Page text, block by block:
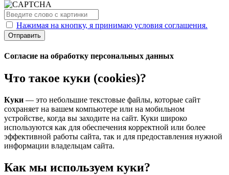
Нажимая на кнопку, я принимаю условия соглашения.
Отправить
Согласие на обработку персональных данных
Что такое куки (cookies)?
Куки — это небольшие текстовые файлы, которые сайт
сохраняет на вашем компьютере или на мобильном
устройстве, когда вы заходите на сайт. Куки широко
используются как для обеспечения корректной или более
эффективной работы сайта, так и для предоставления нужной
информации владельцам сайта.
Как мы используем куки?